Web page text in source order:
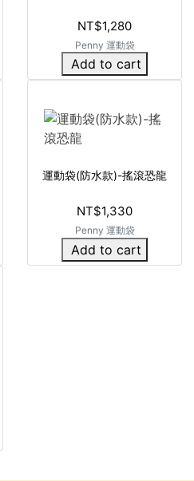
NT$1,280
Penny 運動袋
Add to cart
運動袋(防水款)-搖滾恐龍
NT$1,330
Penny 運動袋
Add to cart